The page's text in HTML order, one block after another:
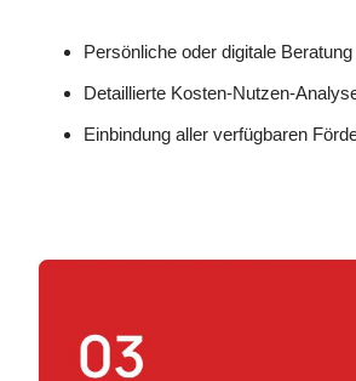
Persönliche oder digitale Beratung
Detaillierte Kosten-Nutzen-
Einbindung aller verfügbaren